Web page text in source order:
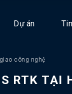
Dự án
công nghệ
RTK TẠI